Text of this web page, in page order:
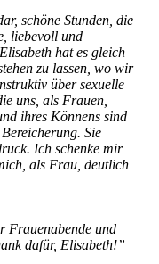
schöne Stunden, die
liebevoll und
hat es gleich
zu lassen, wo wir
über sexuelle
uns, als Frauen,
ihres Könnens sind
Sie
Ich schenke mir
als Frau, deutlich
Frauenabende und
dafür, Elisabeth!”